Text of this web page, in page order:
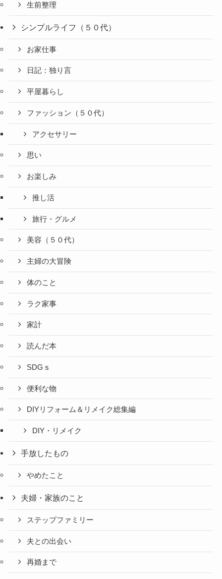
生前整理
シンプルライフ（５０代）
お家仕事
日記：独り言
平屋暮らし
ファッション（５０代）
アクセサリー
思い
お楽しみ
推し活
旅行・グルメ
美容（５０代）
主婦の大冒険
体のこと
ラク家事
家計
読んだ本
SDGｓ
便利な物
DIYリフォーム＆リメイク総集編
DIY・リメイク
手放したもの
やめたこと
夫婦・家族のこと
ステップファミリー
夫との出会い
再婚まで